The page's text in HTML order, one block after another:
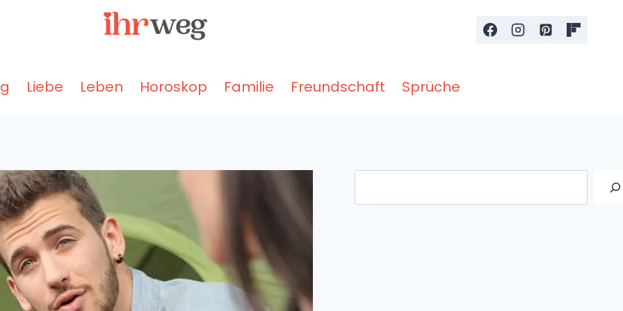
Liebe Leben Horoskop Familie Freundschaft Sprüche